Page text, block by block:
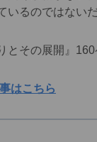
るのではないだ
その展開』160
はこちら